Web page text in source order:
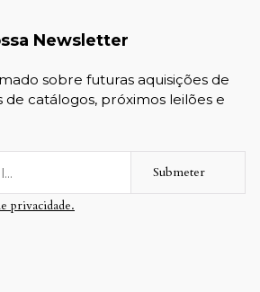
Newsletter
sobre futuras aquisições de
de catálogos, próximos leilões e
Submeter
privacidade.